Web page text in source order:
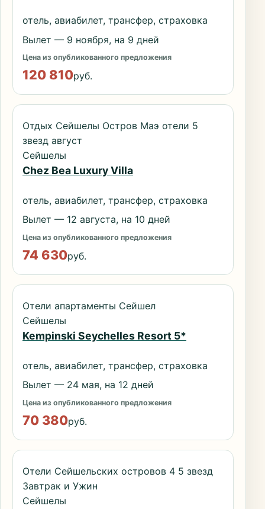
отель, авиабилет, трансфер, страховка
Вылет — 9 ноября, на 9 дней
Цена из опубликованного предложения
120 810руб.
Отдых Сейшелы Остров Маэ отели 5
звезд август
Сейшелы
Chez Bea Luxury Villa
отель, авиабилет, трансфер, страховка
Вылет — 12 августа, на 10 дней
Цена из опубликованного предложения
74 630руб.
Отели апартаменты Сейшел
Сейшелы
Kempinski Seychelles Resort 5*
отель, авиабилет, трансфер, страховка
Вылет — 24 мая, на 12 дней
Цена из опубликованного предложения
70 380руб.
Отели Сейшельских островов 4 5 звезд
Завтрак и Ужин
Сейшелы